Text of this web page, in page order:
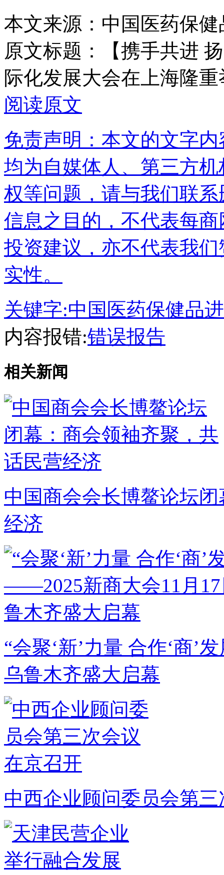
本文来源：中国医药保
原文标题：
【携手共进
际化发展大会在上海隆重
阅读原文
免责声明：本文的文字
均为自媒体人、第三方
权等问题，请与我们联
信息之目的，不代表每
投资建议，亦不代表我
实性。
关键字:中国医药保健品
内容报错:错误报告
相关新闻
中国商会会长博鳌论坛
经济
“会聚‘新’力量 合作‘商’
乌鲁木齐盛大启幕
中西企业顾问委员会第